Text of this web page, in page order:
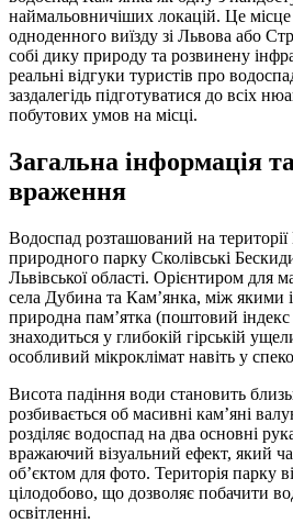
наймальовничіших локацій. Це місце
одноденного виїзду зі Львова або
собі дику природу та розвинену
реальні відгуки туристів про
заздалегідь підготуватися до всіх
побутових умов на місці.
Загальна інформація
враження
Водоспад розташований на
природного парку Сколівські
Львівської області. Орієнтиром для
села Дубина та Кам’янка, між якими
природна пам’ятка (поштовий
знаходиться у глибокій гірській
особливий мікроклімат навіть у
Висота падіння води становить
розбивається об масивні кам’яні
розділяє водоспад на два основні
вражаючий візуальний ефект, який
об’єктом для фото. Територія парку
цілодобово, що дозволяє побачити
освітленні.